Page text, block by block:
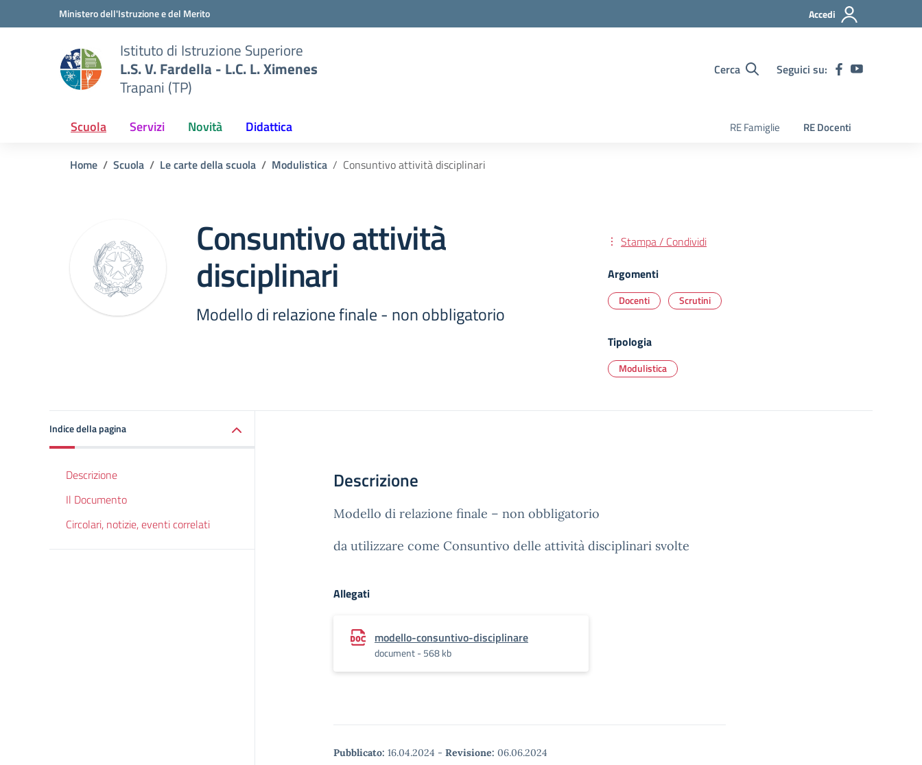
Vai ai contenuti
Vai al menu di navigazioneMinistero dell'Istruzione e del Merito Accedi
Istituto di Istruzione Superiore
L.S. V. Fardella - L.C. L. Ximenes
Trapani (TP)
Cerca Seguici su:
Scuola Servizi Novità Didattica RE Famiglie RE Docenti
Home Scuola Le carte della scuola Modulistica Consuntivo attività disciplinari
Consuntivo attività
disciplinari
Modello di relazione finale - non obbligatorio
Stampa / Condividi
Argomenti
Docenti Scrutini
Tipologia
Modulistica
Indice della pagina
Descrizione
Il Documento
Circolari, notizie, eventi correlati
Descrizione
Modello di relazione finale – non obbligatorio
da utilizzare come Consuntivo delle attività disciplinari svolte
Allegati
modello-consuntivo-disciplinare
document - 568 kb
Pubblicato: 16.04.2024 - Revisione: 06.06.2024